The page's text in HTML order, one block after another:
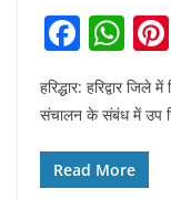
F
a
c
e
b
W
h
at
s
A
हरिद्धार: हरिद्वार
संचालन के संबंध में उप
Read More